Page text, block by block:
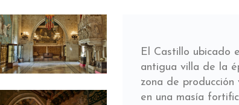
El Castillo ubicado
antigua villa de la
zona de
en una masía